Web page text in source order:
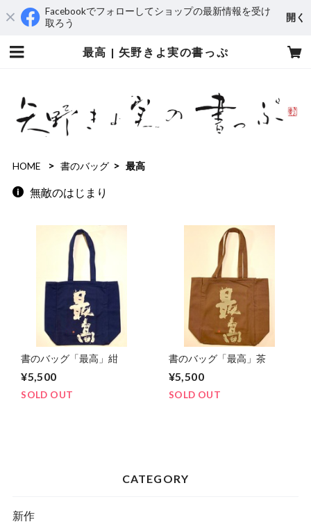
Facebookでフォローしてショップの最新情報を受け
取ろう
開く
最高 | 矢野きよ実の書っぷ
HOME 書のバッグ 最高
無敵のはじまり
書のバッグ「最高」紺
¥5,500
SOLD OUT
書のバッグ「最高」茶
¥5,500
SOLD OUT
CATEGORY
新作